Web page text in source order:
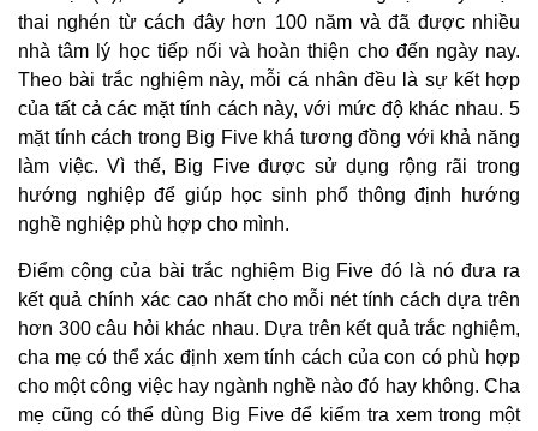
thai nghén từ cách đây hơn 100 năm và đã được nhiều
nhà tâm lý học tiếp nối và hoàn thiện cho đến ngày nay.
Theo bài trắc nghiệm này, mỗi cá nhân đều là sự kết hợp
của tất cả các mặt tính cách này, với mức độ khác nhau. 5
mặt tính cách trong Big Five khá tương đồng với khả năng
làm việc. Vì thế, Big Five được sử dụng rộng rãi trong
hướng nghiệp để giúp học sinh phổ thông định hướng
nghề nghiệp phù hợp cho mình.
Điểm cộng của bài trắc nghiệm Big Five đó là nó đưa ra
kết quả chính xác cao nhất cho mỗi nét tính cách dựa trên
hơn 300 câu hỏi khác nhau. Dựa trên kết quả trắc nghiệm,
cha mẹ có thể xác định xem tính cách của con có phù hợp
cho một công việc hay ngành nghề nào đó hay không. Cha
mẹ cũng có thể dùng Big Five để kiểm tra xem trong một